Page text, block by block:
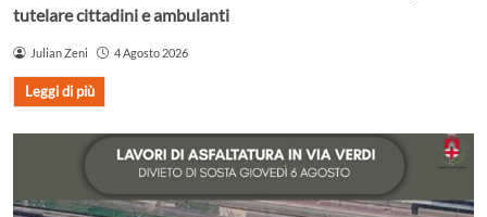
tutelare cittadini e ambulanti
Julian Zeni 4 Agosto 2026
Leggi di più